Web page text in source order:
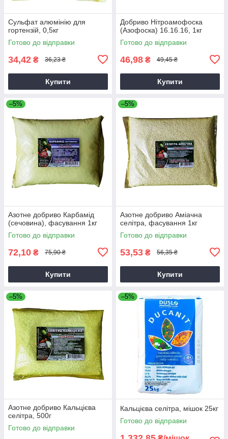
Сульфат алюмінію для
гортензій, 0,5кг
Готово до відправки
34,42 ₴ 36,23 ₴
Купити
Добриво Нітроамофоска
(Азофоска) 16.16.16, 1кг
Готово до відправки
46,98 ₴ 49,45 ₴
Купити
–5%
Азотне добриво Карбамід
(сечовина), фасування 1кг
Готово до відправки
72,10 ₴ 75,90 ₴
Купити
–5%
Азотне добриво Аміачна
селітра, фасування 1кг
Готово до відправки
53,53 ₴ 56,35 ₴
Купити
–5%
Азотне добриво Кальцієва
селітра, 500г
Готово до відправки
–5%
Кальцієва селітра, мішок 25кг
Готово до відправки